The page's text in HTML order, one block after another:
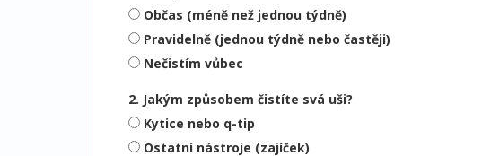
Občas (méně než jednou týdně)
Pravidelně (jednou týdně nebo častěji)
Nečistím vůbec
2. Jakým způsobem čistíte svá uši?
Kytice nebo q-tip
Ostatní nástroje (zajíček)